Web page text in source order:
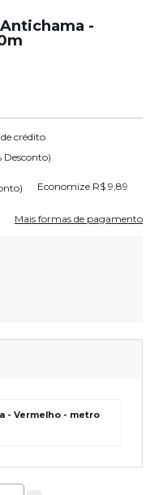
-
crédito
Desconto)
Economize R$ 9,89
Mais formas de pagamento
- Vermelho - metro